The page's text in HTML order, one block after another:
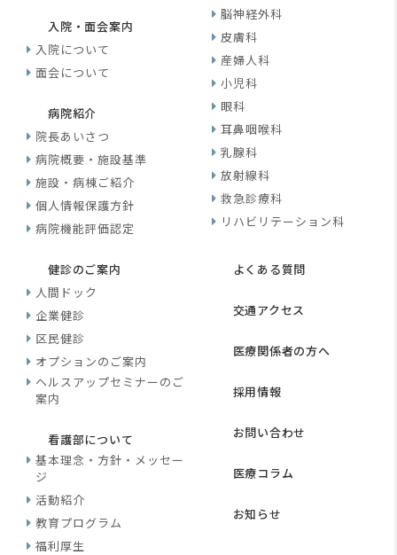
入院・面会案内
入院について
面会について
病院紹介
院長あいさつ
病院概要・施設基準
施設・病棟ご紹介
個人情報保護方針
病院機能評価認定
脳神経外科
皮膚科
産婦人科
小児科
眼科
耳鼻咽喉科
乳腺科
放射線科
救急診療科
リハビリテーション科
健診のご案内
人間ドック
企業健診
区民健診
オプションのご案内
ヘルスアップセミナーのご
案内
看護部について
基本理念・方針・メッセー
ジ
活動紹介
教育プログラム
福利厚生
よくある質問
交通アクセス
医療関係者の方へ
採用情報
お問い合わせ
医療コラム
お知らせ